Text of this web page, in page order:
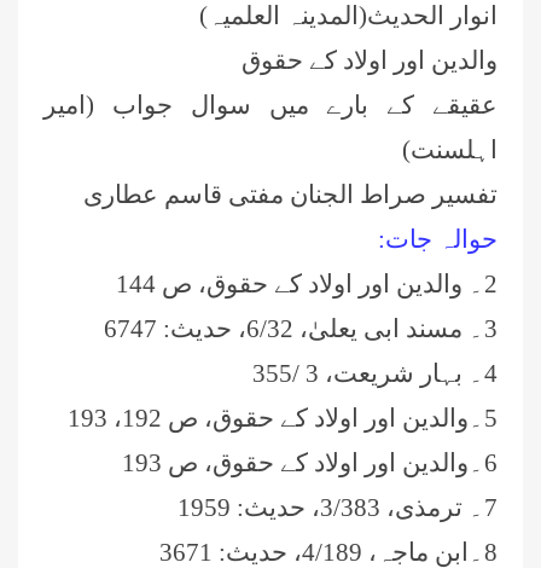
انوار الحدیث(المدینہ العلمیہ)
والدین اور اولاد کے حقوق
عقیقے کے بارے میں سوال جواب (امیر
اہلسنت)
تفسیر صراط الجنان مفتی قاسم عطاری
حوالہ جات:
2۔ والدین اور اولاد کے حقوق، ص 144
3۔ مسند ابی یعلیٰ، 6/32، حدیث: 6747
4۔ بہار شریعت، 3 /355
5۔والدین اور اولاد کے حقوق، ص 192، 193
6۔والدین اور اولاد کے حقوق، ص 193
7۔ ترمذی، 3/383، حدیث: 1959
8۔ابن ماجہ، 4/189، حدیث: 3671